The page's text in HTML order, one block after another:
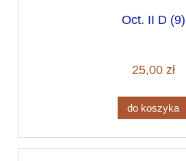
Oct. II D (9)
25,00 zł
do koszyka